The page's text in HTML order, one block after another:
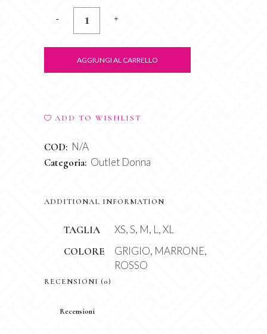
Gonna
AGGIUNGI AL CARRELLO
ADD TO WISHLIST
COD: N/A
Categoria: Outlet Donna
ADDITIONAL INFORMATION
TAGLIA
XS, S, M, L, XL
COLORE
GRIGIO, MARRONE,
ROSSO
RECENSIONI (0)
Recensioni